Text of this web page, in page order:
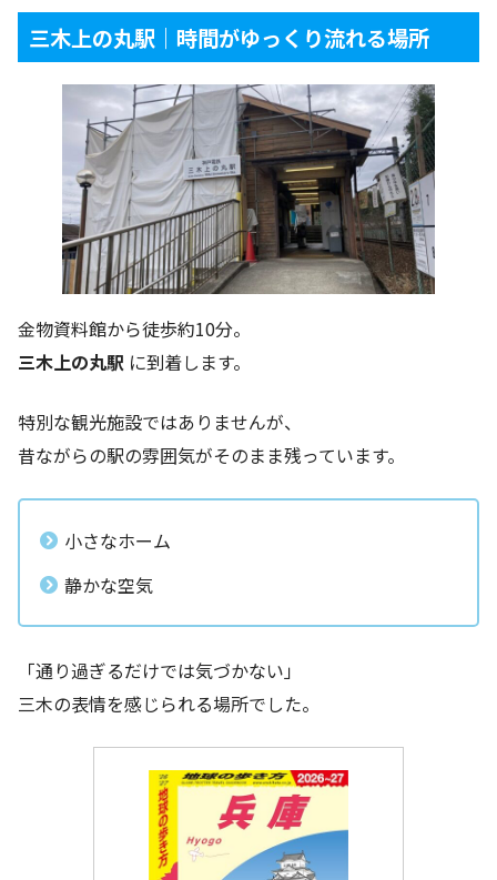
三木上の丸駅｜時間がゆっくり流れる場所
金物資料館から徒歩約10分。
三木上の丸駅 に到着します。
特別な観光施設ではありませんが、
昔ながらの駅の雰囲気がそのまま残っています。
小さなホーム
静かな空気
「通り過ぎるだけでは気づかない」
三木の表情を感じられる場所でした。